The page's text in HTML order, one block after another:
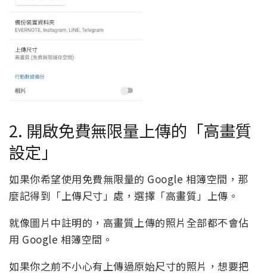
2. 開啟免費無限量上傳的「高畫質
設定」
如果你希望使用免費無限量的 Google 相簿空間，那
麼記得到「上傳尺寸」處，選擇「高畫質」上傳。
就像圖片中註明的，高畫質上傳的照片全部都不會佔
用 Google 相簿空間。
如果你之前不小心有上傳過原始尺寸的照片，想要把